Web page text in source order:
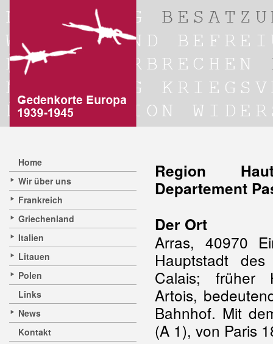
Home
Wir über uns
Frankreich
Griechenland
Italien
Litauen
Polen
Links
News
Kontakt
Region
Departement
Der Ort
Arras, 40970
Hauptstadt
Calais; früher
Artois,
Bahnhof. Mit
(A 1), von Paris